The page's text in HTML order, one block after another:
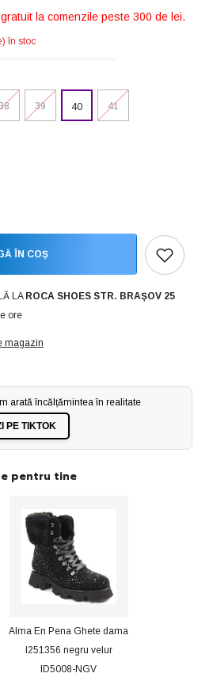
la comenzile peste 300 de lei.
în stoc
39 40 41
ÎN COȘ
LA ROCA SHOES STR. BRAȘOV 25
ore
magazin
arată încălțămintea în realitate
PE TIKTOK
pentru tine
Alma En Pena Ghete dama
I251356 negru velur
ID5008-NGV